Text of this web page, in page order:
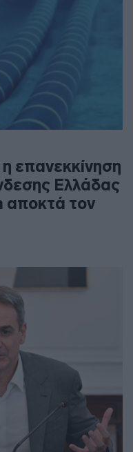
επανεκκίνηση
Ελλάδας
τον